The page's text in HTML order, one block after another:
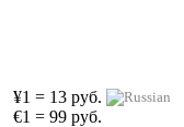
¥1 = 13 руб.
€1 = 99 руб.